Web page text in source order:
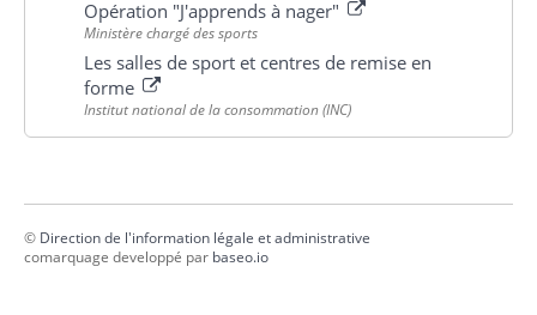
Opération "J'apprends à nager"
Ministère chargé des sports
Les salles de sport et centres de remise en
forme
Institut national de la consommation (INC)
© Direction de l'information légale et administrative
comarquage developpé par baseo.io